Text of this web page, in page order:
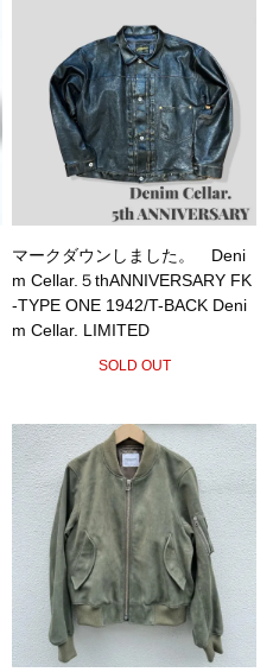
マークダウンしました。 Deni
m Cellar.５thANNIVERSARY FK
-TYPE ONE 1942/T-BACK Deni
m Cellar. LIMITED
SOLD OUT